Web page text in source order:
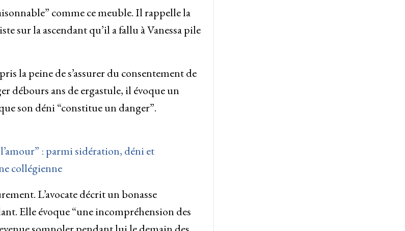
comme ce meuble. Il rappelle la
sur la ascendant qu’il a fallu à Vanessa pile
la peine de s’assurer du consentement de
débours ans de ergastule, il évoque un
son déni “constitue un danger”.
: parmi sidération, déni et
collégienne
L’avocate décrit un bonasse
Elle évoque “une incompréhension des